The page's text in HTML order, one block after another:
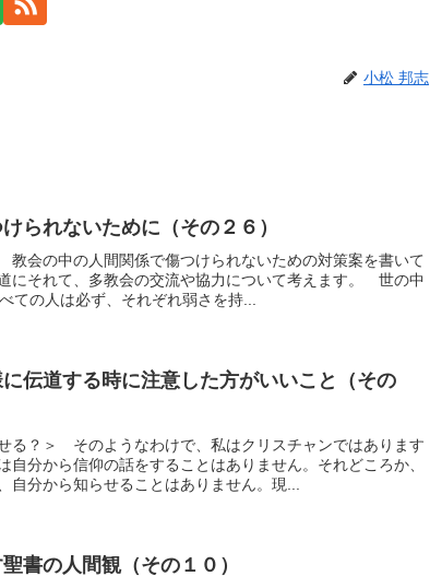
小松 邦志
られないために（その２６）
会の中の人間関係で傷つけられないための対策案を書いて
にそれて、多教会の交流や協力について考えます。 世の中
ての人は必ず、それぞれ弱さを持...
伝道する時に注意した方がいいこと（その
る？＞ そのようなわけで、私はクリスチャンではあります
自分から信仰の話をすることはありません。それどころか、
自分から知らせることはありません。現...
書の人間観（その１０）